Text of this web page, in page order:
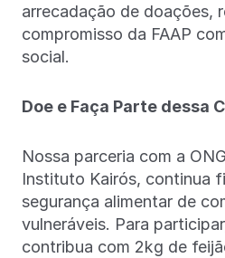
arrecadação de doações,
compromisso da FAAP
social.
Doe e Faça Parte dessa
Nossa parceria com a
Instituto Kairós, continua
segurança alimentar de
vulneráveis. Para
contribua com 2kg de